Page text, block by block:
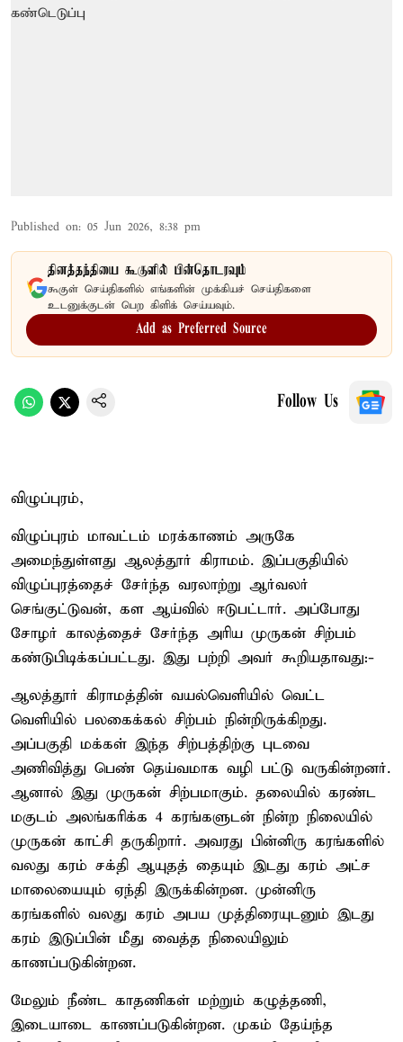
Published on: 05 Jun 2026, 8:38 pm
தினத்தந்தியை கூகுளில் பின்தொடரவும்
கூகுள் செய்திகளில் எங்களின் முக்கியச் செய்திகளை
உடனுக்குடன் பெற கிளிக் செய்யவும்.
Add as Preferred Source
Follow Us
விழுப்புரம்,
விழுப்புரம் மாவட்டம் மரக்காணம் அருகே
அமைந்துள்ளது ஆலத்தூர் கிராமம். இப்பகுதியில்
விழுப்புரத்தைச் சேர்ந்த வரலாற்று ஆர்வலர்
செங்குட்டுவன், கள ஆய்வில் ஈடுபட்டார். அப்போது
சோழர் காலத்தைச் சேர்ந்த அரிய முருகன் சிற்பம்
கண்டுபிடிக்கப்பட்டது. இது பற்றி அவர் கூறியதாவது:-
ஆலத்தூர் கிராமத்தின் வயல்வெளியில் வெட்ட
வெளியில் பலகைக்கல் சிற்பம் நின்றிருக்கிறது.
அப்பகுதி மக்கள் இந்த சிற்பத்திற்கு புடவை
அணிவித்து பெண் தெய்வமாக வழி பட்டு வருகின்றனர்.
ஆனால் இது முருகன் சிற்பமாகும். தலையில் கரண்ட
மகுடம் அலங்கரிக்க 4 கரங்களுடன் நின்ற நிலையில்
முருகன் காட்சி தருகிறார். அவரது பின்னிரு கரங்களில்
வலது கரம் சக்தி ஆயுதத் தையும் இடது கரம் அட்ச
மாலையையும் ஏந்தி இருக்கின்றன. முன்னிரு
கரங்களில் வலது கரம் அபய முத்திரையுடனும் இடது
கரம் இடுப்பின் மீது வைத்த நிலையிலும்
காணப்படுகின்றன.
மேலும் நீண்ட காதணிகள் மற்றும் கழுத்தணி,
இடையாடை காணப்படுகின்றன. முகம் தேய்ந்த